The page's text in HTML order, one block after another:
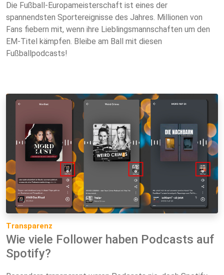
Die Fußball-Europameisterschaft ist eines der
spannendsten Sportereignisse des Jahres. Millionen von
Fans fiebern mit, wenn ihre Lieblingsmannschaften um den
EM-Titel kämpfen. Bleibe am Ball mit diesen
Fußballpodcasts!
Transparenz
Wie viele Follower haben Podcasts auf
Spotify?